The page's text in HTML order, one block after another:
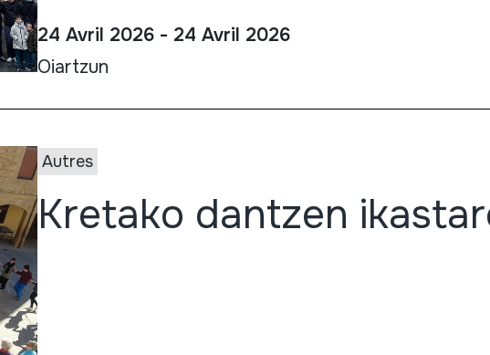
24 Avril 2026 - 24 Avril 2026
Oiartzun
Autres
Kretako dantzen